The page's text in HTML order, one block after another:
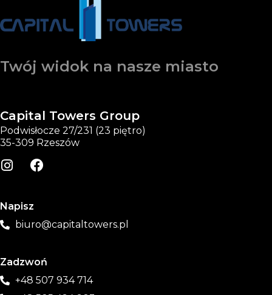
Twój widok na nasze miasto
Capital Towers Group
Podwisłocze 27/231 (23 piętro)
35-309 Rzeszów
Napisz
biuro@capitaltowers.pl
Zadzwoń
+48 507 934 714